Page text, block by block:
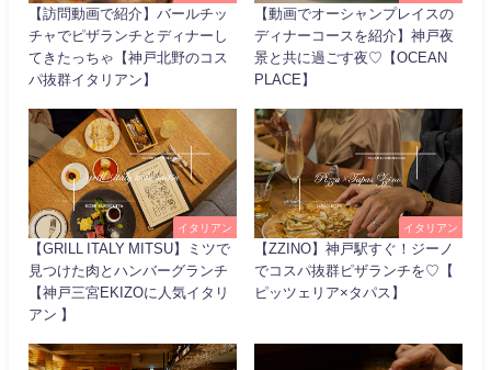
【訪問動画で紹介】バールチッ
チャでピザランチとディナーし
てきたっちゃ【神戸北野のコス
パ抜群イタリアン】
【動画でオーシャンプレイスの
ディナーコースを紹介】神戸夜
景と共に過ごす夜♡【OCEAN
PLACE】
イタリアン
【GRILL ITALY MITSU】ミツで
見つけた肉とハンバーグランチ
【神戸三宮EKIZOに人気イタリ
アン 】
イタリアン
【ZZINO】神戸駅すぐ！ジーノ
でコスパ抜群ピザランチを♡【
ピッツェリア×タパス】